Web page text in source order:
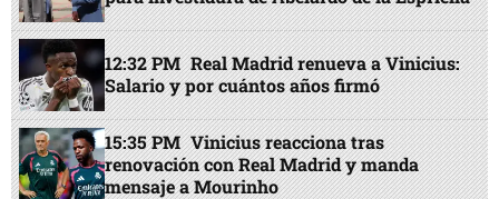
12:32 PM Real Madrid renueva a Vinicius:
Salario y por cuántos años firmó
15:35 PM Vinicius reacciona tras
renovación con Real Madrid y manda
mensaje a Mourinho